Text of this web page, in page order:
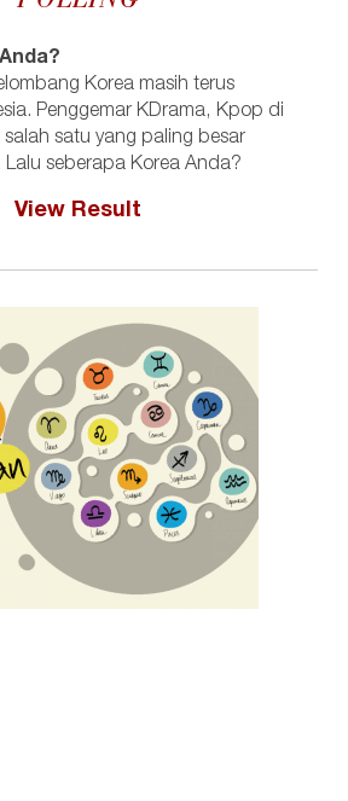
Korea masih terus
Penggemar KDrama, Kpop di
satu yang paling besar
seberapa Korea Anda?
View Result